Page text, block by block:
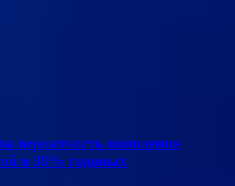
вероятность появления
в 30% годовых